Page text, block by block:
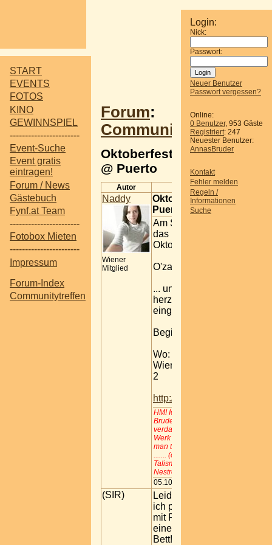
START
EVENTS
FOTOS
KINO
GEWINNSPIEL
-----------------------
Event-Suche
Event gratis
eintragen!
Forum / News
Gästebuch
Fynf.at Team
-----------------------
Fotobox Mieten
-----------------------
Impressum
Forum-Index
Communitytreffen
Login:
Nick:
Passwort:
Neuer Benutzer
Passwort vergessen?
Online:
0 Benutzer, 953 Gäste
Registriert: 247
Neuester Benutzer:
AnnasBruder
Kontakt
Fehler melden
Regeln /
Informationen
Suche
Forum:
Communitytreffen
Oktoberfest
@ Puerto
Autor Beitrag
Naddy
Wiener
Mitglied
Oktoberfest @
Puerto
Am Samstag lädt
das Puerto zum
Oktoberfest...
O'zapft is
... und ihr seids alle
herzlich dazu
eingeladen..
Beginn: 20 Uhr
Wo: Puerto, 1010
Wien, Rudolfsplatz
2
http://www.puerto.at
HM! Ich will deinen
Brudern nicht so voreilig
verdammen. Um ein
Werk zu beurteilen, muß
man tiefer eindringen.
....... (c)Titus / Der
Talisman / Johann
Nestroy
05.10.2005 23:26
(SIR)
Leider, leider muß
ich passen, liege
mit Fieber und
einer Bronchitis im
Bett!!!